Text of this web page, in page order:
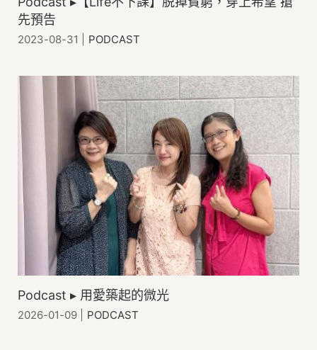
先預告
2023-08-31 PODCAST
Podcast ▸ 用愛築起的微光
2026-01-09 PODCAST